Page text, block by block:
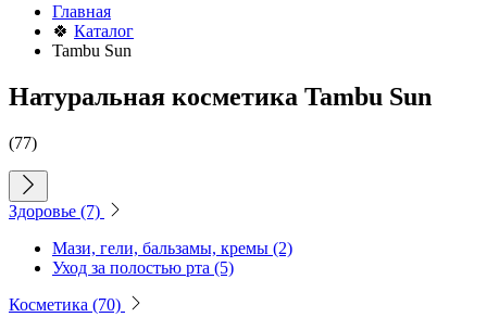
Главная
🍀 Каталог
Tambu Sun
Натуральная косметика Tambu Sun
(77)
Здоровье (7)
Мази, гели, бальзамы, кремы (2)
Уход за полостью рта (5)
Косметика (70)